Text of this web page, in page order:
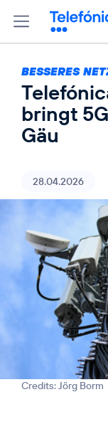
BESSERES
bringt
Gäu
28.04.2026
Credits: Jörg Borm